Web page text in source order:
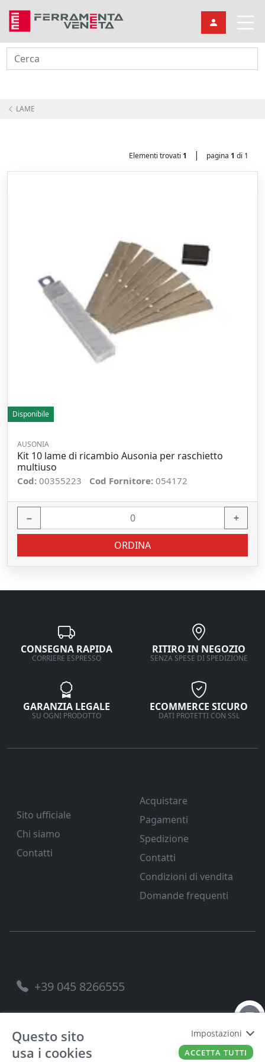
Cerca
LAME
Elementi trovati 1 | pagina 1 di 1
Disponibile
AUSONIA
Kit 10 lame di ricambio Ausonia per raschietto
multiuso
Cod: 00355223 Cod Fornitore: 054172
− +
ORDINA
CONSEGNA RAPIDA
CORRIERE ESPRESSO
RITIRO IN NEGOZIO
SENZA SPESE DI SPEDIZIONE
GARANZIA LEGALE
SU OGNI PRODOTTO
ECOMMERCE SICURO
DATI PROTETTI CON SSL
Sito ufficiale
Chi siamo
Contatti
Acquistare
Pagamenti
Spedizione
Contatti
Condizioni di vendita
Domande frequenti
+39 045 8266555
FERRAMENTA VENETA SRL 00221490238
Questo sito
usa i cookies
Impostazioni
ACCETTA TUTTI